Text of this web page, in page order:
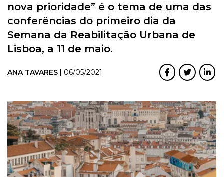
nova prioridade” é o tema de uma das
conferências do primeiro dia da
Semana da Reabilitação Urbana de
Lisboa, a 11 de maio.
ANA TAVARES | 06/05/2021